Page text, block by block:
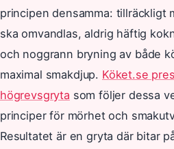
principen densamma: tillräckligt
ska omvandlas, aldrig häftig
och noggrann bryning av både
maximal smakdjup. Köket.se
högrevsgryta som följer dessa
principer för mörhet och
Resultatet är en gryta där bitar